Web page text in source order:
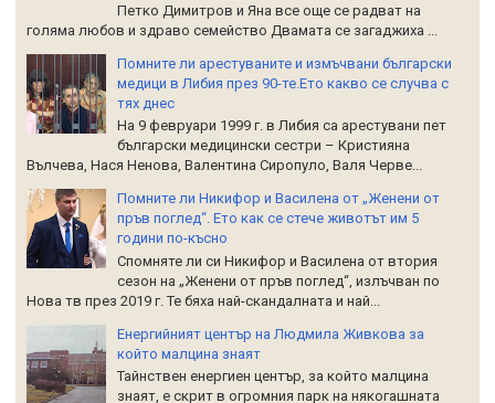
Петко Димитров и Яна все още се радват на
голяма любов и здраво семейство Двамата се загаджиха ...
Помните ли арестуваните и измъчвани български
медици в Либия през 90-те.Ето какво се случва с
тях днес
На 9 февруари 1999 г. в Либия са арестувани пет
български медицински сестри – Кристияна
Вълчева, Нася Ненова, Валентина Сиропуло, Валя Черве...
Помните ли Никифор и Василена от „Женени от
пръв поглед“. Ето как се стече животът им 5
години по-късно
Спомняте ли си Никифор и Василена от втория
сезон на „Женени от пръв поглед“, излъчван по
Нова тв през 2019 г. Те бяха най-скандалната и най...
Енергийният център на Людмила Живкова за
който малцина знаят
Тайнствен енергиен център, за който малцина
знаят, е скрит в огромния парк на някогашната